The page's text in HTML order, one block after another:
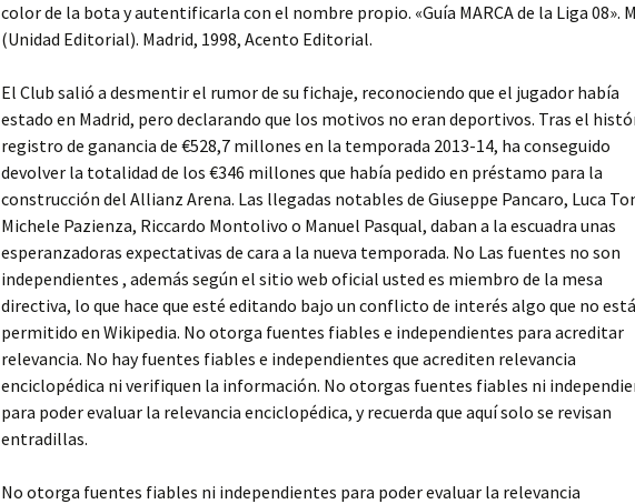
color de la bota y autentificarla con el nombre propio. «Guía MARCA de la Liga 08».
(Unidad Editorial). Madrid, 1998, Acento Editorial.
El Club salió a desmentir el rumor de su fichaje, reconociendo que el jugador había
estado en Madrid, pero declarando que los motivos no eran deportivos. Tras el
registro de ganancia de €528,7 millones en la temporada 2013-14, ha conseguido
devolver la totalidad de los €346 millones que había pedido en préstamo para la
construcción del Allianz Arena. Las llegadas notables de Giuseppe Pancaro, Luca
Michele Pazienza, Riccardo Montolivo o Manuel Pasqual, daban a la escuadra unas
esperanzadoras expectativas de cara a la nueva temporada. No Las fuentes no son
independientes , además según el sitio web oficial usted es miembro de la mesa
directiva, lo que hace que esté editando bajo un conflicto de interés algo que no está
permitido en Wikipedia. No otorga fuentes fiables e independientes para acreditar
relevancia. No hay fuentes fiables e independientes que acrediten relevancia
enciclopédica ni verifiquen la información. No otorgas fuentes fiables ni
para poder evaluar la relevancia enciclopédica, y recuerda que aquí solo se revisan
entradillas.
No otorga fuentes fiables ni independientes para poder evaluar la relevancia